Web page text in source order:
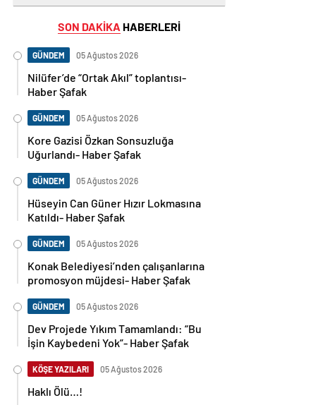
SON DAKİKA HABERLERİ
GÜNDEM 05 Ağustos 2026
Nilüfer’de “Ortak Akıl” toplantısı-
Haber Şafak
GÜNDEM 05 Ağustos 2026
Kore Gazisi Özkan Sonsuzluğa
Uğurlandı- Haber Şafak
GÜNDEM 05 Ağustos 2026
Hüseyin Can Güner Hızır Lokmasına
Katıldı- Haber Şafak
GÜNDEM 05 Ağustos 2026
Konak Belediyesi’nden çalışanlarına
promosyon müjdesi- Haber Şafak
GÜNDEM 05 Ağustos 2026
Dev Projede Yıkım Tamamlandı: “Bu
İşin Kaybedeni Yok”- Haber Şafak
KÖŞE YAZILARI 05 Ağustos 2026
Haklı Ölü…!